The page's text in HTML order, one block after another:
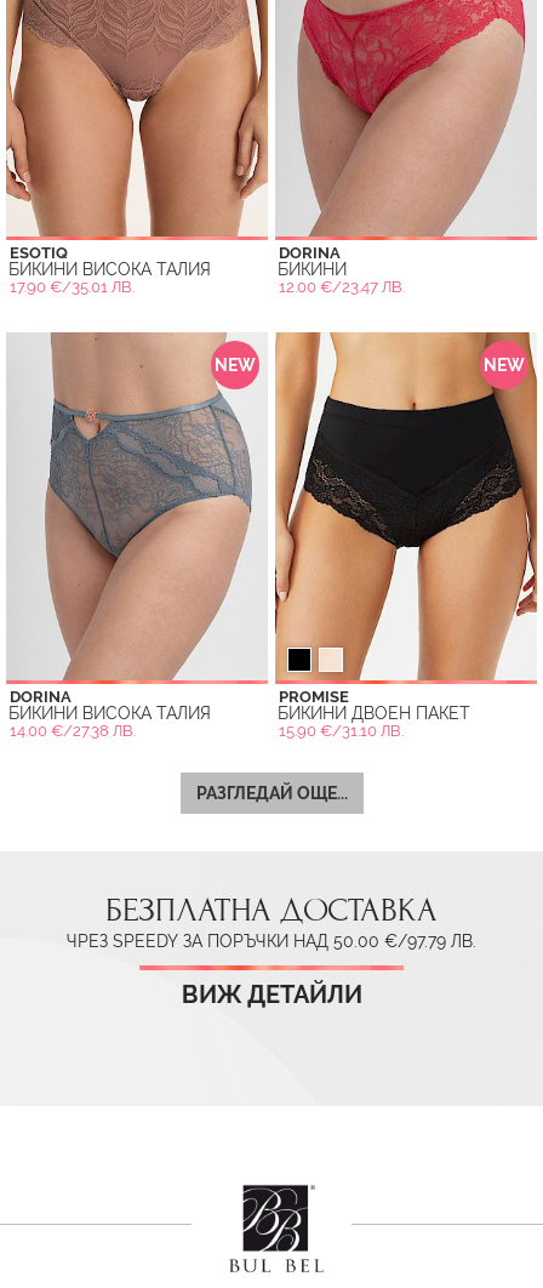
ESOTIQ
БИКИНИ ВИСОКА ТАЛИЯ
17.90 €/35.01 ЛВ.
DORINA
БИКИНИ
12.00 €/23.47 ЛВ.
NEW
DORINA
БИКИНИ ВИСОКА ТАЛИЯ
14.00 €/27.38 ЛВ.
NEW
PROMISE
БИКИНИ ДВОЕН ПАКЕТ
15.90 €/31.10 ЛВ.
РАЗГЛЕДАЙ ОЩЕ...
БЕЗПЛАТНА ДОСТАВКА
ЧРЕЗ SPEEDY ЗА ПОРЪЧКИ НАД 50.00 €/97.79 ЛВ.
ВИЖ ДЕТАЙЛИ